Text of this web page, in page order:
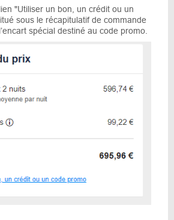
"Utiliser un bon, un crédit ou un
sous le récapitulatif de commande
spécial destiné au code promo.